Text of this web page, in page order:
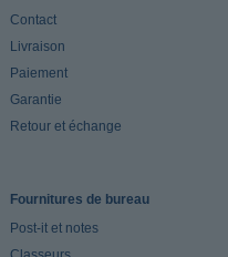
Contact
Livraison
Paiement
Garantie
Retour et échange
Fournitures de bureau
Post-it et notes